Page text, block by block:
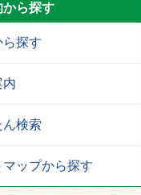
から探す
探す
内
検索
マップから探す